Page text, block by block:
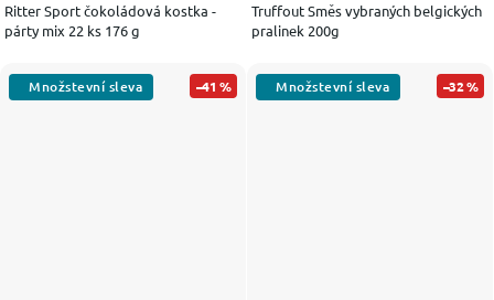
Ritter Sport čokoládová kostka -
párty mix 22 ks 176 g
Truffout Směs vybraných belgických
pralinek 200g
–41 % –32 %